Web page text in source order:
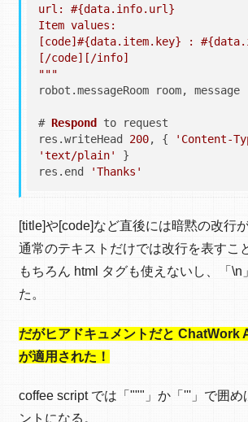
url: #{data.info.url}
Item values:
[code]#{data.item.key} :
[/code][/info]
"""
robot.messageRoom room, message
# Respond
to request
res.writeHead 200, { 'Content-
'text/plain'
}
res. end 'Thanks'
[title]や[code]など直後には暗黙の改行が
通常のテキストだけでは改行を表すこ
もちろん html タグも使えないし、「\n
た。
だがヒアドキュメントだと ChatWork
が適用された！
coffee script では「"""」か「'''」で囲め
ントになる。